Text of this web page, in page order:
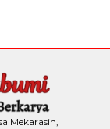
Mekarasih,